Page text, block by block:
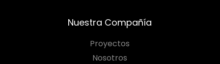
Nuestra Compañía
Proyectos
Nosotros